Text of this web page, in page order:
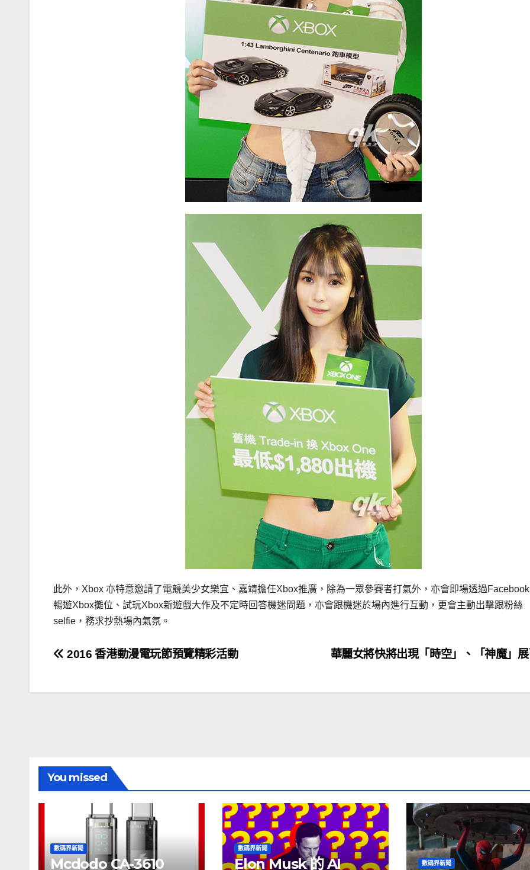
此外，Xbox 亦特意邀請了電競美少女樂宜、嘉靖擔任Xbox推廣，除為一眾參賽者打氣外，亦會即場透過
暢遊Xbox攤位、試玩Xbox新遊戲大作及不定時回答機迷問題，亦會跟機迷於場內進行互動，更會主動出擊跟粉絲
selfie，務求抄熱場內氣氛。
文
華麗女將快將出現「時空」、「神魔」
2016 香港動漫電玩節預覽精彩活動
You missed
數碼界新聞
Mcdodo CA-3610
數碼界新聞
Elon Musk 的 AI 數碼界新聞